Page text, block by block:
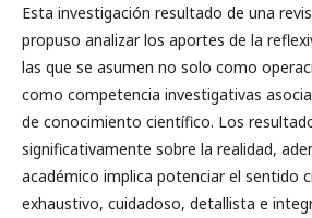
Esta investigación resultado de una
propuso analizar los aportes de la
las que se asumen no solo como
como competencia investigativas
de conocimiento científico. Los
significativamente sobre la realidad,
académico implica potenciar el sentido
exhaustivo, cuidadoso, detallista e